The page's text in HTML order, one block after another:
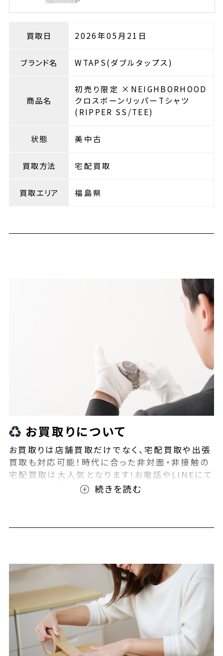
買取日 2026年05月21日
ブランド名 WTAPS(ダブルタップス)
商品名
初売り限定 ×NEIGHBORHOOD
クロスボーンリッパーTシャツ
(RIPPER SS/TEE)
状態 美中古
買取方法 宅配買取
買取エリア 福島県
お買取りについて
お買取りは店舗買取だけでなく、宅配買取や出張
買取も対応可能！時代に合った非対面・非接触の
宅配買取は大人気となります!お電話やLINEにて
事前査定が可能となっております！また無料の宅